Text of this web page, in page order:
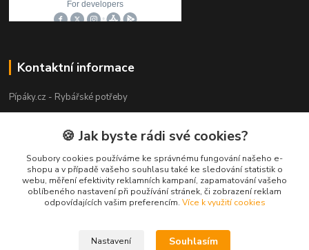
Kontaktní informace
Pípáky.cz - Rybářské potřeby
Zákaznická podpora
+420 777 789 055
(Po-Pá 9:00-18:00)
info@pipaky.cz
🍪 Jak byste rádi své cookies?
Soubory cookies používáme ke správnému fungování našeho e-
shopu a v případě vašeho souhlasu také ke sledování statistik o
webu, měření efektivity reklamních kampaní, zapamatování vašeho
oblíbeného nastavení při používání stránek, či zobrazení reklam
odpovídajících vašim preferencím. Více k využití cookies
Nastavení Souhlasím